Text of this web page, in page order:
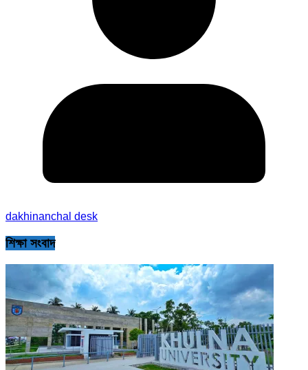
dakhinanchal desk
শিক্ষা সংবাদ